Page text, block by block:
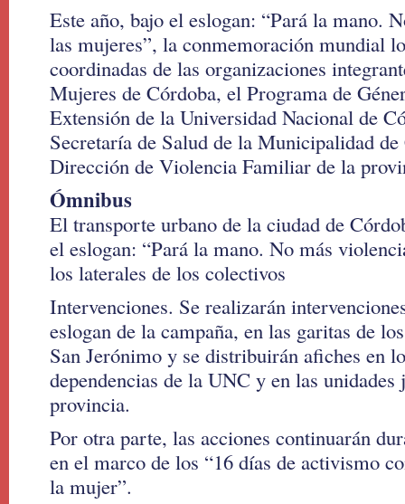
Este año, bajo el eslogan: “Pará la mano.
las mujeres”, la conmemoración mundial
coordinadas de las organizaciones
Mujeres de Córdoba, el Programa de
Extensión de la Universidad Nacional de
Secretaría de Salud de la Municipalidad
Dirección de Violencia Familiar de la
Ómnibus
El transporte urbano de la ciudad de
el eslogan: “Pará la mano. No más
los laterales de los colectivos
Intervenciones. Se realizarán
eslogan de la campaña, en las garitas de
San Jerónimo y se distribuirán afiches en
dependencias de la UNC y en las
provincia.
Por otra parte, las acciones continuarán
en el marco de los “16 días de activismo
la mujer”.